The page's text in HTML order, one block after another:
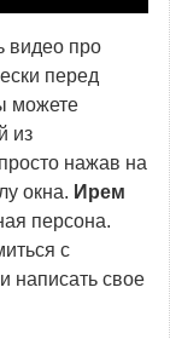
видео про
перед
можете
из
нажав на
окна. Ирем
персона.
с
написать свое